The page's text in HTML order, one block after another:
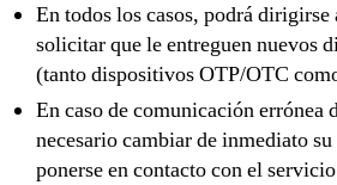
En todos los casos, podrá dirigirse
solicitar que le entreguen nuevos
(tanto dispositivos OTP/OTC
En caso de comunicación errónea
necesario cambiar de inmediato
ponerse en contacto con el